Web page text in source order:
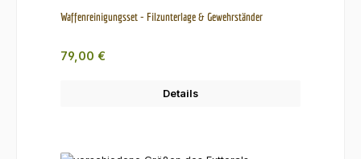
Waffenreinigungsset - Filzunterlage & Gewehrständer
Regulärer Preis:
79,00 €
Details